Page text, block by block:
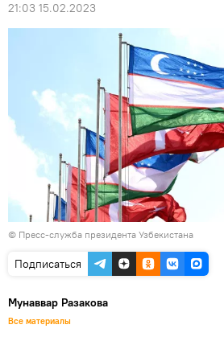
21:03 15.02.2023
© Пресс-служба президента Узбекистана
Подписаться
Мунаввар Разакова
Все материалы